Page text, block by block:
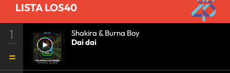
LISTA LOS40
1
Shakira & Burna Boy
Dai dai